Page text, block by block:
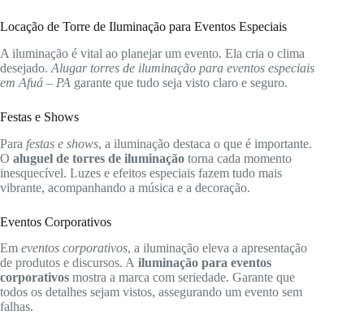
Locação de Torre de Iluminação para Eventos Especiais
A iluminação é vital ao planejar um evento. Ela cria o clima
desejado. Alugar torres de iluminação para eventos especiais
em Afuá – PA garante que tudo seja visto claro e seguro.
Festas e Shows
Para festas e shows, a iluminação destaca o que é importante.
O aluguel de torres de iluminação torna cada momento
inesquecível. Luzes e efeitos especiais fazem tudo mais
vibrante, acompanhando a música e a decoração.
Eventos Corporativos
Em eventos corporativos, a iluminação eleva a apresentação
de produtos e discursos. A iluminação para eventos
corporativos mostra a marca com seriedade. Garante que
todos os detalhes sejam vistos, assegurando um evento sem
falhas.